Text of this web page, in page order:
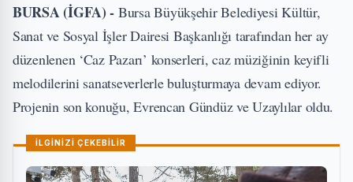
BURSA (İGFA) - Bursa Büyükşehir Belediyesi Kültür,
Sanat ve Sosyal İşler Dairesi Başkanlığı tarafından her ay
düzenlenen ‘Caz Pazarı’ konserleri, caz müziğinin keyifli
melodilerini sanatseverlerle buluşturmaya devam ediyor.
Projenin son konuğu, Evrencan Gündüz ve Uzaylılar oldu.
İLGİNİZİ ÇEKEBİLİR